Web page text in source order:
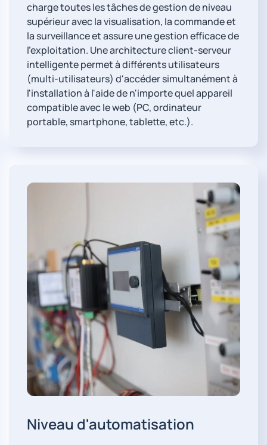
charge toutes les tâches de gestion de niveau
supérieur avec la visualisation, la commande et
la surveillance et assure une gestion efficace de
l'exploitation. Une architecture client-serveur
intelligente permet à différents utilisateurs
(multi-utilisateurs) d'accéder simultanément à
l'installation à l'aide de n'importe quel appareil
compatible avec le web (PC, ordinateur
portable, smartphone, tablette, etc.).
Niveau d'automatisation